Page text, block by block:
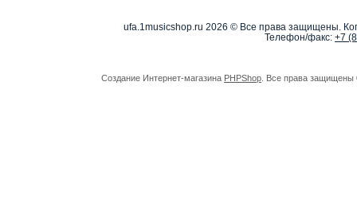
ufa.1musicshop.ru 2026 © Все права защищены.
Телефон/факс: +7
Создание Интернет-магазина PHPShop . Все права защищены